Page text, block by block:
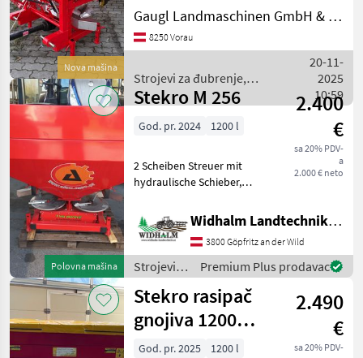
Stekro
Rauch
Amazone
Bogballe
Kverneland
Vicon
Prikaži
sve
(51)
MARKETPLACE
Marketplace
Ponude
trgovaca
Oglasi
Nova mašina
hydraulischer Schieber....
Tanjurski rasipač,
Hidraulično upravljanje,
posipavanje, Podešivač
količine rasipa
Gaugl Landmaschinen GmbH & Co KG
8250 Vorau
Strojevi za đubrenje,
gnojenje i navodnjavanje /
Stekro
20-11-
2025
10:59
Polovna mašina
Stekro M 256
2.400
€
sa 20% PDV-
a
2.000 € neto
God. pr. 2024 1200 l
2 Scheiben Streuer mit
hydraulische Schieber,
Hidraulično upravljanje
Strojevi za đubrenje,
gnojenje i navodnjavanje
Rasipači mineralnog
đubriva
Widhalm Landtechnik GmbH
3800 Göpfritz an der Wild
Strojevi
za
đubrenje,
gnojenje i
navodnjavanje
/ Stekro
Premium Plus prodavac
Stekro rasipač
gnojiva 1200
litara
2.490
€
sa 20% PDV-
God. pr. 2025
1200 l